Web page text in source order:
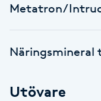
BIAB
Metatron/
Näringsmineral
Utövare